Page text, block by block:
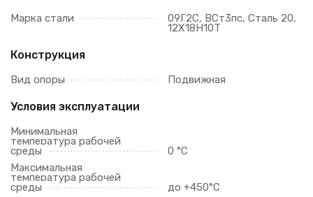
Марка стали 09Г2С, ВСт3пс, Сталь 20,
12Х18Н10Т
Конструкция
Вид опоры Подвижная
Условия эксплуатации
Минимальная
температура рабочей
среды
0 °С
Максимальная
температура рабочей
среды
до +450°С